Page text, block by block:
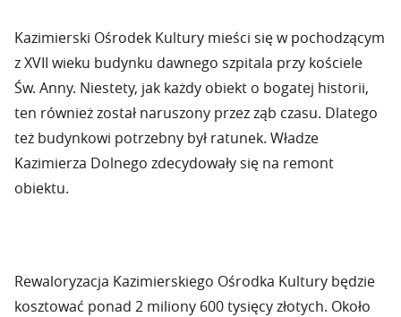
Kazimierski Ośrodek Kultury mieści się w pochodzącym
z XVII wieku budynku dawnego szpitala przy kościele
Św. Anny. Niestety, jak każdy obiekt o bogatej historii,
ten również został naruszony przez ząb czasu. Dlatego
też budynkowi potrzebny był ratunek. Władze
Kazimierza Dolnego zdecydowały się na remont
obiektu.
Rewaloryzacja Kazimierskiego Ośrodka Kultury będzie
kosztować ponad 2 miliony 600 tysięcy złotych. Około